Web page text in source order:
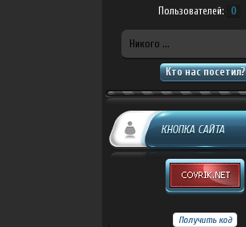
Пользователей: 0
Никого ...
Кто нас посетил?
КНОПКА САЙТА